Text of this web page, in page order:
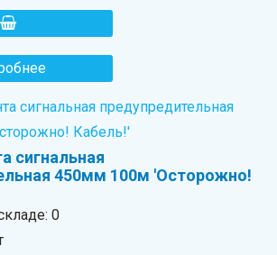
сигнальная
450мм 100м 'Осторожно!
0